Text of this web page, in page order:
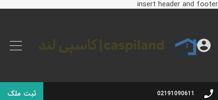
insert header and footer
02191090611 ثبت ملک